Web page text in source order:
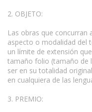
2. OBJETO:
Las obras que concurran
aspecto o modalidad del
un límite de extensión
tamaño folio (tamaño de
ser en su totalidad
en cualquiera de las
3. PREMIO: